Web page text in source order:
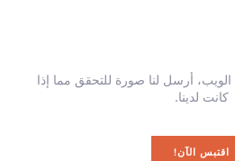
الويب، أرسل لنا صورة للتحقق مما إذا
كانت لدينا.
اقتبس الآن!